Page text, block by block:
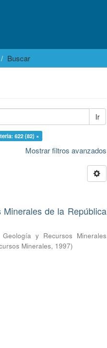
Buscar
Ir
622 (82) ×
Mostrar filtros avanzados
de la República
y Recursos Minerales
Minerales, 1997)